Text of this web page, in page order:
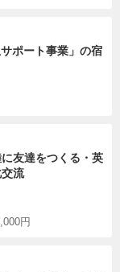
ポート事業」の宿
友達をつくる・英
流
円